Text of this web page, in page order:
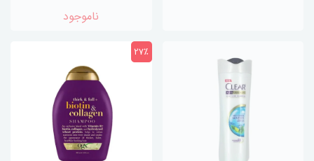
ناموجود
27٪